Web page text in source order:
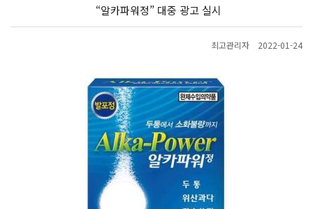
“알카파워정” 대중 광고 실시
최고관리자 2022-01-24